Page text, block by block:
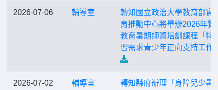
2026-07-06 輔導室
轉知國立政治大學教育部實
育推動中心將舉辦2026年實
教育暑期師資培訓課程「特
習需求青少年正向支持工作
2026-07-02 輔導室
轉知縣府辦理「身障兒少暑